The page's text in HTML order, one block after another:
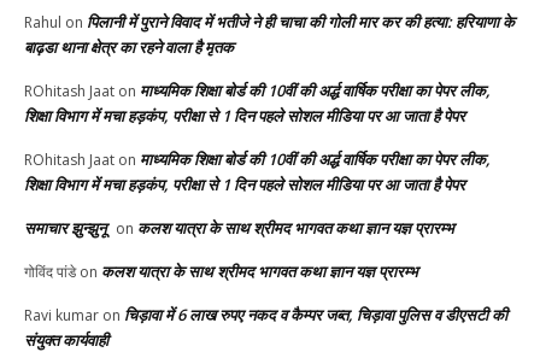
Rahul on पिलानी में पुराने विवाद में भतीजे ने ही चाचा की गोली मार कर की हत्या: हरियाणा के
बाढ़डा थाना क्षेत्र का रहने वाला है मृतक
ROhitash Jaat on माध्यमिक शिक्षा बोर्ड की 10वीं की अर्द्ध वार्षिक परीक्षा का पेपर लीक,
शिक्षा विभाग में मचा हड़कंप, परीक्षा से 1 दिन पहले सोशल मीडिया पर आ जाता है पेपर
ROhitash Jaat on माध्यमिक शिक्षा बोर्ड की 10वीं की अर्द्ध वार्षिक परीक्षा का पेपर लीक,
शिक्षा विभाग में मचा हड़कंप, परीक्षा से 1 दिन पहले सोशल मीडिया पर आ जाता है पेपर
समाचार झुन्झुनू on कलश यात्रा के साथ श्रीमद भागवत कथा ज्ञान यज्ञ प्रारम्भ
गोविंद पांडेon कलश यात्रा के साथ श्रीमद भागवत कथा ज्ञान यज्ञ प्रारम्भ
Ravi kumar on चिड़ावा में 6 लाख रुपए नकद व कैम्पर जब्त, चिड़ावा पुलिस व डीएसटी की
संयुक्त कार्यवाही